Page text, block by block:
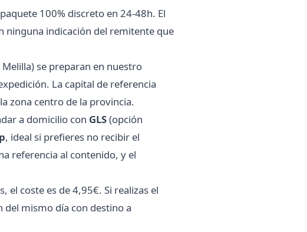
100% discreto en 24-48h. El
ninguna indicación del remitente que
se preparan en nuestro
La capital de referencia
zona centro de la provincia.
a domicilio con GLS(opción
, ideal si prefieres no recibir el
referencia al contenido, y el
el coste es de 4,95€. Si realizas el
del mismo día con destino a